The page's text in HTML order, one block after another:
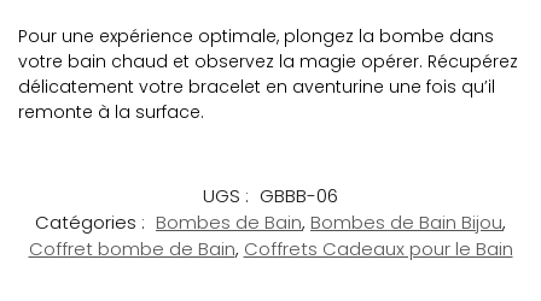
Pour une expérience optimale, plongez la bombe dans
votre bain chaud et observez la magie opérer. Récupérez
délicatement votre bracelet en aventurine une fois qu’il
remonte à la surface.
UGS : GBBB-06
Catégories : Bombes de Bain, Bombes de Bain Bijou,
Coffret bombe de Bain, Coffrets Cadeaux pour le Bain